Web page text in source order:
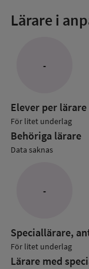
Lärare i
-
Elever per lärare
För litet underlag
Behöriga lärare
Data saknas
-
Speciallärare,
För litet underlag
Lärare med